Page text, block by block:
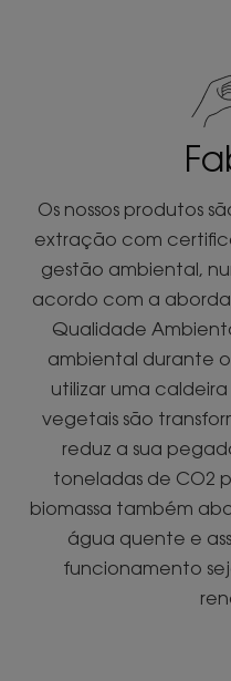
Os nossos produtos
extração com
gestão ambiental,
acordo com a
Qualidade
ambiental durante
utilizar uma caldeira
vegetais são
reduz a sua
toneladas de CO2
biomassa também
água quente e
funcionamento